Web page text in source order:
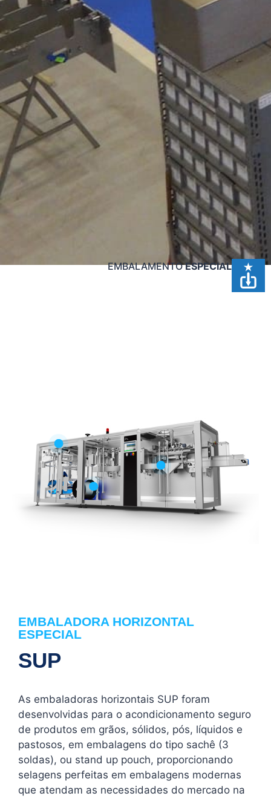
EMBALAMENTOESPECIAL
EMBALADORA HORIZONTAL
ESPECIAL
SUP
As embaladoras horizontais SUP foram
desenvolvidas para o acondicionamento seguro
de produtos em grãos, sólidos, pós, líquidos e
pastosos, em embalagens do tipo sachê (3
soldas), ou stand up pouch, proporcionando
selagens perfeitas em embalagens modernas
que atendam as necessidades do mercado na
Acessórios
exclusivos
Alimentação